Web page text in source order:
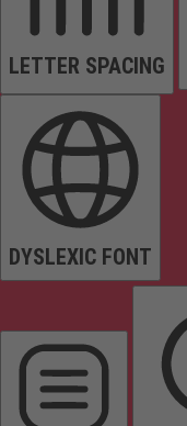
LETTER SPACING
DYSLEXIC FONT